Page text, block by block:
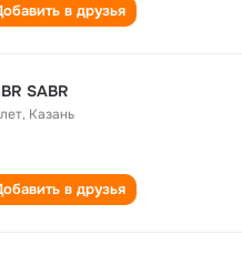
в друзья
SABR
, Казань
в друзья